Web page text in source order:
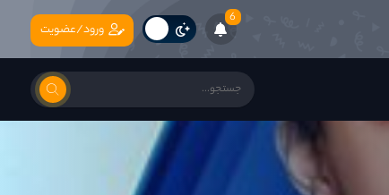
6
ورود/عضویت